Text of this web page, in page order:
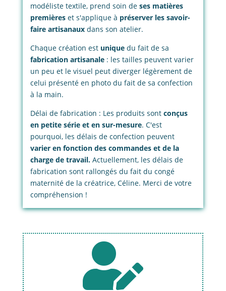
modéliste textile, prend soin de ses matières
premières et s'applique à préserver les savoir-
faire artisanauxdans son atelier.
Chaque création est uniquedu fait de sa
fabrication artisanale: les tailles peuvent varier
un peu et le visuel peut diverger légèrement de
celui présenté en photo du fait de sa confection
à la main.
Délai de fabrication : Les produits sont conçus
en petite série et en sur-mesure. C'est
pourquoi, les délais de confection peuvent
varier en fonction des commandes et de la
charge de travail.Actuellement, les délais de
fabrication sont rallongés du fait du congé
maternité de la créatrice, Céline. Merci de votre
compréhension !
